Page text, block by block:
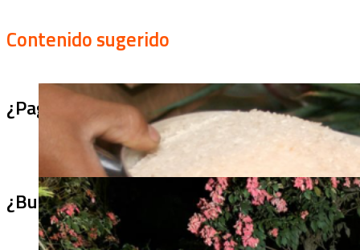
Contenido sugerido
¿Pagaron menos de lo permitido por el
¿Bus bomba rumbo a Cali? Hallan 420